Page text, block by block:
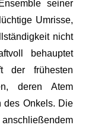
seiner
Umrisse,
nicht
behauptet
der frühesten
deren Atem
des Onkels. Die
anschließendem